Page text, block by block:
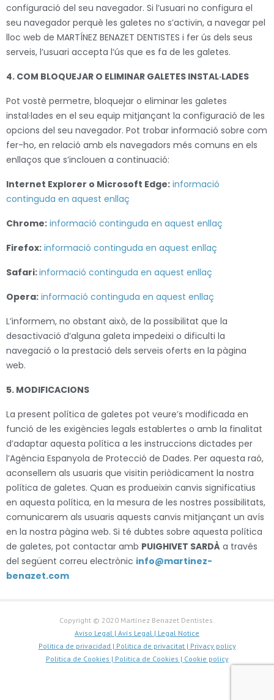
configuració del seu navegador. Si l’usuari no configura el
seu navegador perquè les galetes no s’activin, a navegar pel
lloc web de MARTÍNEZ BENAZET DENTISTES i fer ús dels seus
serveis, l’usuari accepta l’ús que es fa de les galetes.
4. COM BLOQUEJAR O ELIMINAR GALETES INSTAL·LADES
Pot vostè permetre, bloquejar o eliminar les galetes
instal·lades en el seu equip mitjançant la configuració de les
opcions del seu navegador. Pot trobar informació sobre com
fer-ho, en relació amb els navegadors més comuns en els
enllaços que s’inclouen a continuació:
Internet Explorer o Microsoft Edge: informació
continguda en aquest enllaç
Chrome: informació continguda en aquest enllaç
Firefox: informació continguda en aquest enllaç
Safari:informació continguda en aquest enllaç
Opera: informació continguda en aquest enllaç
L’informem, no obstant això, de la possibilitat que la
desactivació d’alguna galeta impedeixi o dificulti la
navegació o la prestació dels serveis oferts en la pàgina
web.
5. MODIFICACIONS
La present política de galetes pot veure’s modificada en
funció de les exigències legals establertes o amb la finalitat
d’adaptar aquesta política a les instruccions dictades per
l’Agència Espanyola de Protecció de Dades. Per aquesta raó,
aconsellem als usuaris que visitin periòdicament la nostra
política de galetes. Quan es produeixin canvis significatius
en aquesta política, en la mesura de les nostres possibilitats,
comunicarem als usuaris aquests canvis mitjançant un avís
en la nostra pàgina web. Si té dubtes sobre aquesta política
de galetes, pot contactar amb PUIGHIVET SARDÀ a través
del següent correu electrònic info@martinez-
benazet.com
Copyright © 2020 Martínez Benazet Dentistes.
Aviso Legal | Avís Legal | Legal Notice
Politica de privacidad | Politica de privacitat | Privacy policy
Politica de Cookies | Politica de Cookies | Cookie policy